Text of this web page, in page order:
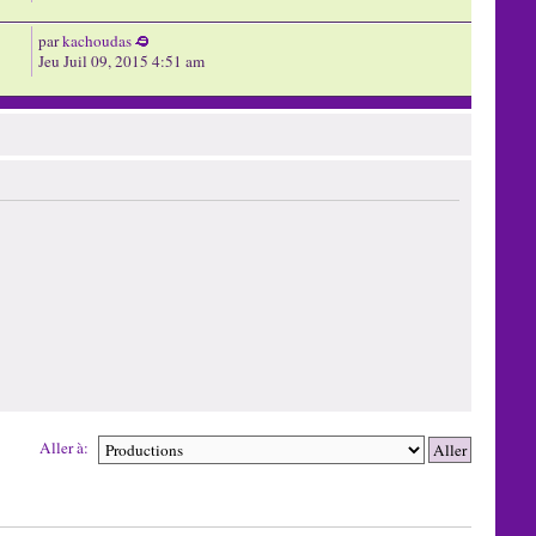
parkachoudas
Jeu Juil 09, 2015 4:51 am
Aller à: